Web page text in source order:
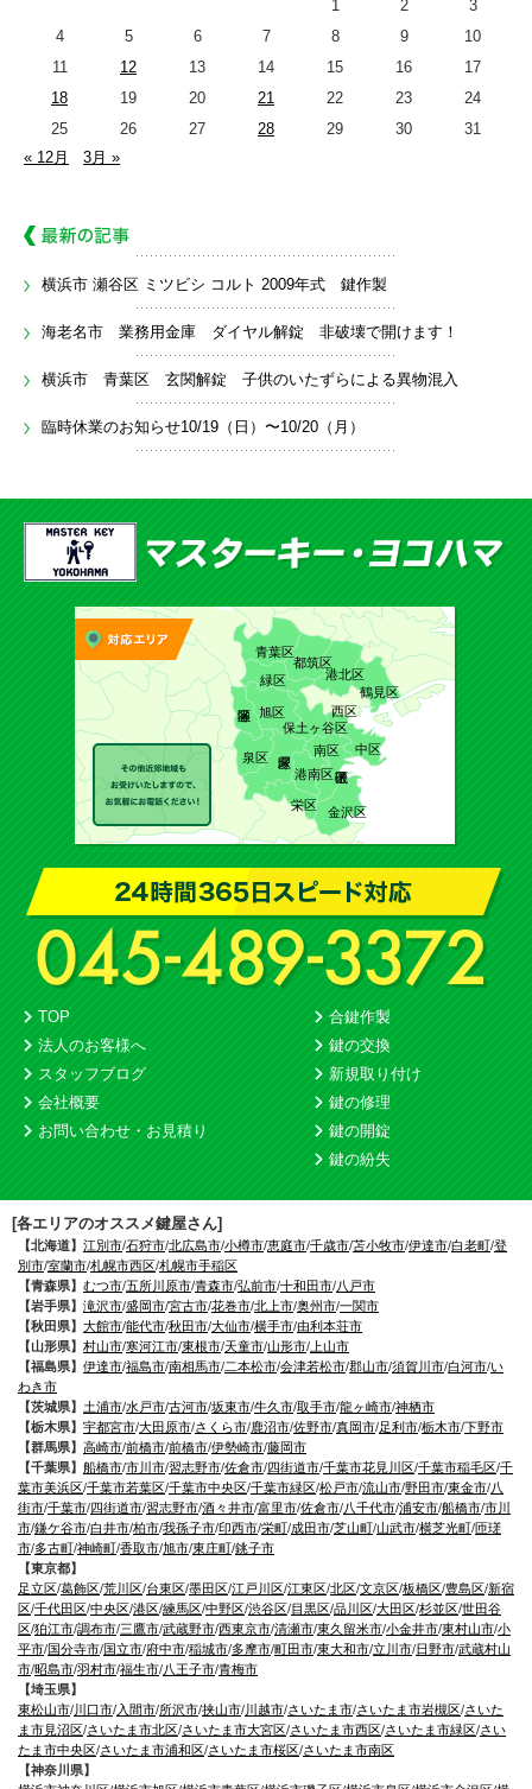
1 2
3
4
5 6 7 8 9
10
11
12 13 14 15 16
17
18
19 20 21 22 23
24
25
26 27 28 29 30
31
« 12月
3月 »
横浜市 瀬谷区 ミツビシ コルト 2009年式 鍵作製
海老名市 業務用金庫 ダイヤル解錠 非破壊で開けます！
横浜市 青葉区 玄関解錠 子供のいたずらによる異物混入
臨時休業のお知らせ10/19（日）〜10/20（月）
青葉区
都筑区
港北区
鶴見区
緑区
旭区
保土ヶ谷区
西区
泉区
港南区
南区 中区
金沢区
栄区
TOP
法人のお客様へ
スタッフブログ
会社概要
お問い合わせ・お見積り
合鍵作製
鍵の交換
新規取り付け
鍵の修理
鍵の開錠
鍵の紛失
[各エリアのオススメ鍵屋さん]
【北海道】 江別市/石狩市/北広島市/小樽市/恵庭市/千歳市/苫小牧市/伊達市/白老町/登
別市/室蘭市/札幌市西区/札幌市手稲区
【青森県】 むつ市/五所川原市/青森市/弘前市/十和田市/八戸市
【岩手県】 滝沢市/盛岡市/宮古市/花巻市/北上市/奥州市/一関市
【秋田県】 大館市/能代市/秋田市/大仙市/横手市/由利本荘市
【山形県】 村山市/寒河江市/東根市/天童市/山形市/ 上山市
【福島県】 伊達市/福島市/南相馬市/二本松市/会津若松市/郡山市/須賀川市/白河市/い
わき市
【茨城県】 土浦市/水戸市/古河市/坂東市/牛久市/取手市/龍ヶ崎市/神栖市
【栃木県】 宇都宮市/大田原市/さくら市/鹿沼市/佐野市/真岡市/足利市/栃木市/下野市
【群馬県】 高崎市/前橋市/前橋市/伊勢崎市/藤岡市
【千葉県】 船橋市/市川市/習志野市/佐倉市/四街道市/千葉市花見川区/千葉市稲毛区/千
葉市美浜区/千葉市若葉区/千葉市中央区/千葉市緑区/松戸市/流山市/野田市/東金市/八
街市/千葉市/四街道市/習志野市/酒々井市/富里市/佐倉市/八千代市/浦安市/船橋市/市川
市/鎌ケ谷市/白井市/柏市/我孫子市/印西市/栄町/成田市/芝山町/山武市/横芝光町/匝瑳
市/多古町/神崎町/香取市/旭市/東庄町/銚子市
【東京都】
足立区/葛飾区/荒川区/台東区/墨田区/江戸川区/江東区/北区/文京区/板橋区/豊島区/新宿
区/千代田区/中央区/港区/練馬区/中野区/渋谷区/目黒区/品川区/大田区/杉並区/世田谷
区/狛江市/調布市/三鷹市/武蔵野市/西東京市/清瀬市/東久留米市/小金井市/東村山市/小
平市/国分寺市/国立市/府中市/稲城市/多摩市/町田市/東大和市/立川市/日野市/武蔵村山
市/昭島市/羽村市/福生市/八王子市/青梅市
【埼玉県】
東松山市/川口市/入間市/所沢市/挟山市/川越市/さいたま市/さいたま市岩槻区/さいた
ま市見沼区/さいたま市北区/さいたま市大宮区/さいたま市西区/さいたま市緑区/さい
たま市中央区/さいたま市浦和区/さいたま市桜区/さいたま市南区
【神奈川県】